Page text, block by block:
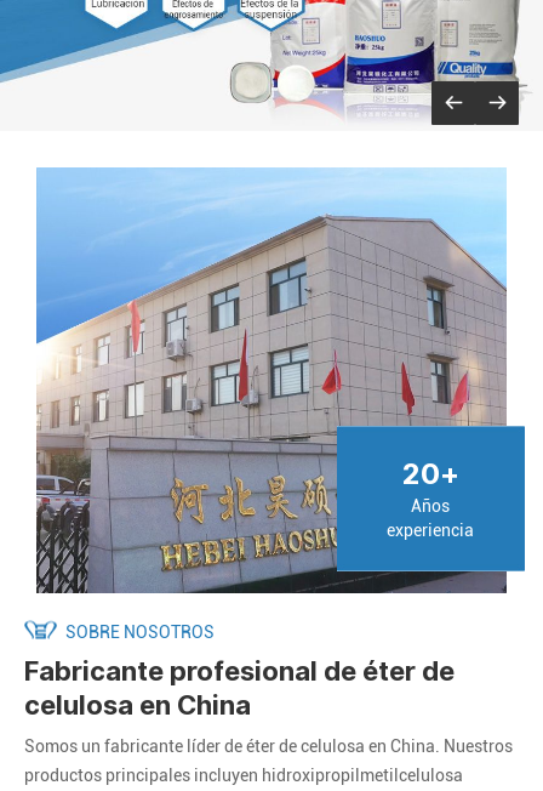
20+
Años
experiencia
SOBRE NOSOTROS
Fabricante profesional de éter de
celulosa en China
Somos un fabricante líder de éter de celulosa en China. Nuestros
productos principales incluyen hidroxipropilmetilcelulosa